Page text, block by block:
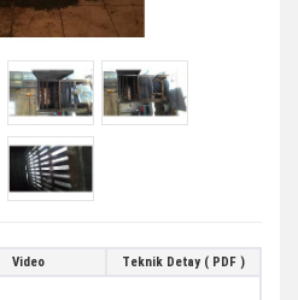
Video Teknik Detay ( PDF )